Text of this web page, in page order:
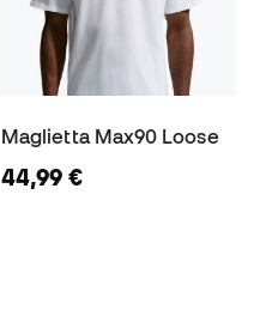
Maglietta Max90 Loose
44,99 €